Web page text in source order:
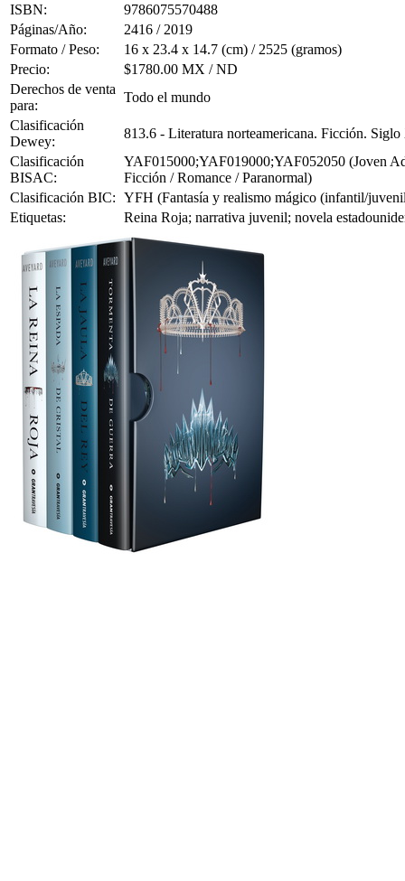
ISBN:
9786075570488
Páginas/Año:
2416 / 2019
Formato / Peso:
16 x 23.4 x 14.7 (cm) / 2525 (gramos)
Precio:
$1780.00 MX / ND
Derechos de venta
para:
Todo el mundo
Clasificación
Dewey:
813.6 - Literatura norteamericana. Ficción.
Clasificación
BISAC:
YAF015000;YAF019000;YAF052050 (Joven
Ficción / Romance / Paranormal)
Clasificación BIC: YFH (Fantasía y realismo mágico (infantil/
Etiquetas:
Reina Roja; narrativa juvenil; novela